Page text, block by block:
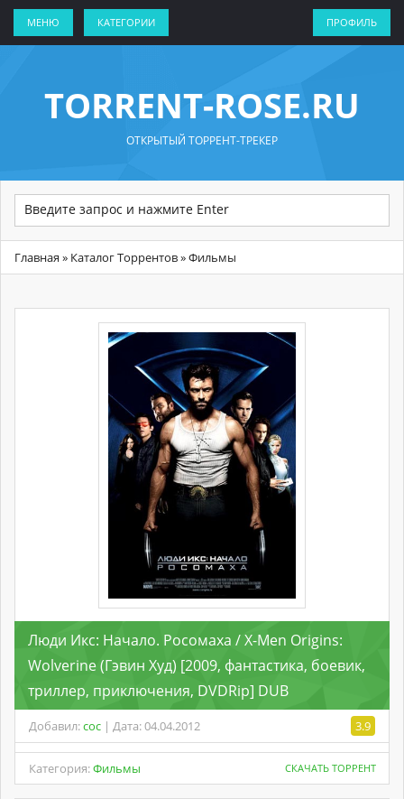
МЕНЮ КАТЕГОРИИ ПРОФИЛЬ
TORRENT-ROSE.RU
ОТКРЫТЫЙ ТОРРЕНТ-ТРЕКЕР
Главная » Каталог Торрентов» Фильмы
Люди Икс: Начало. Росомаха / X-Men Origins:
Wolverine (Гэвин Худ) [2009, фантастика, боевик,
триллер, приключения, DVDRip] DUB
Добавил:coc | Дата: 04.04.2012 3.9
Категория:Фильмы СКАЧАТЬ ТОРРЕНТ